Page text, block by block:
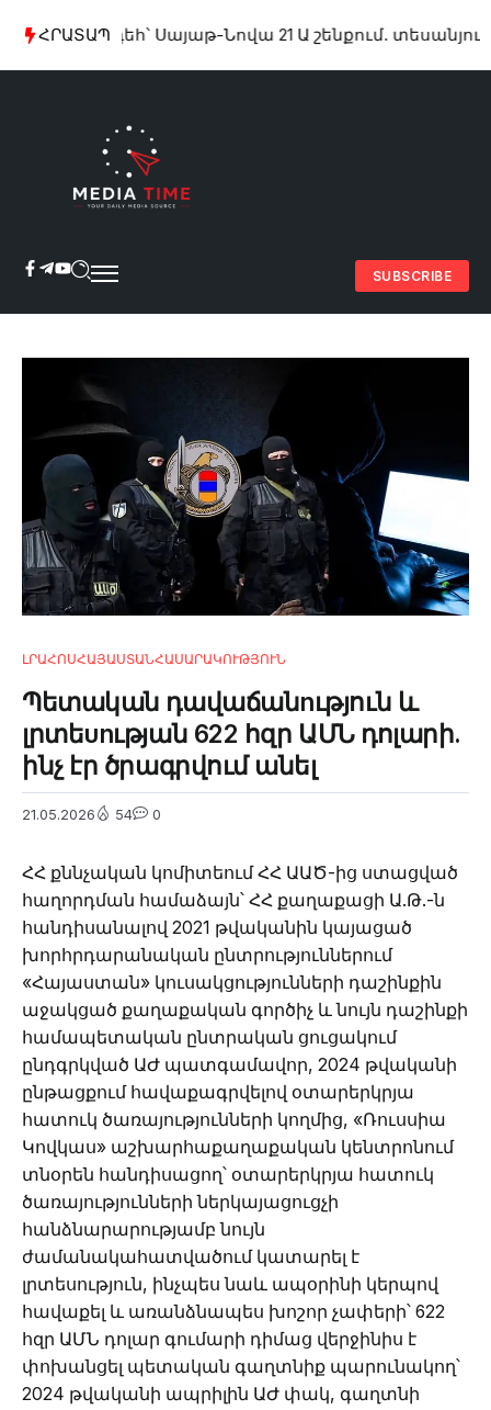
ՀՐԱՏԱՊ
հրդեհ՝ Սայաթ-Նովա 21 Ա շենքում. տեսանյութ
SUBSCRIBE
ԼՐԱՀՈՍՀԱՅԱՍՏԱՆՀԱՍԱՐԱԿՈՒԹՅՈՒՆ
Պետական դավաճանnւթյուն և
լրտեυnւթյան 622 հզր ԱՄՆ դոլարի.
ինչ էր ծրագրվում անել
21.05.2026 54 0
ՀՀ քննչական կոմիտեում ՀՀ ԱԱԾ-ից ստացված
հաղորդման համաձայն՝ ՀՀ քաղաքացի Ա.Թ.-ն
հանդիսանալով 2021 թվականին կայացած
խորհրդարանական ընտրություններում
«Հայաստան» կուսակցությունների դաշինքին
աջակցած քաղաքական գործիչ և նույն դաշինքի
համապետական ընտրական ցուցակում
ընդգրկված ԱԺ պատգամավոր, 2024 թվականի
ընթացքում հավաքագրվելով օտարերկրյա
հատուկ ծառայությունների կողմից, «Ռուսսիա
Կովկաս» աշխարհաքաղաքական կենտրոնում
տնօրեն հանդիսացող՝ օտարերկրյա հատուկ
ծառայությունների ներկայացուցչի
հանձնարարությամբ նույն
ժամանակահատվածում կատարել է
լրտեսություն, ինչպես նաև ապօրինի կերպով
հավաքել և առանձնապես խոշոր չափերի՝ 622
հզր ԱՄՆ դոլար գումարի դիմաց վերջինիս է
փոխանցել պետական գաղտնիք պարունակող՝
2024 թվականի ապրիլին ԱԺ փակ, գաղտնի